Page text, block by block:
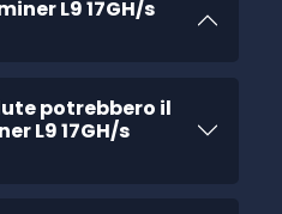
L9 17GH/s
potrebbero il
L9 17GH/s